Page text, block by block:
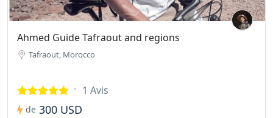
Ahmed Guide Tafraout and regions
Tafraout, Morocco
1 Avis
de 300 USD